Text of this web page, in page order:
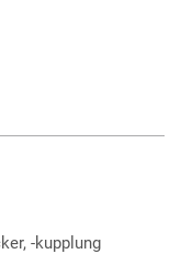
-kupplung